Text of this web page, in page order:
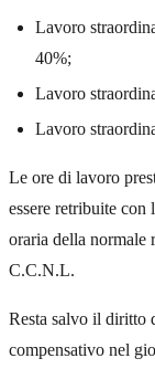
Lavoro
40%;
Lavoro
Lavoro
Le ore di lavoro
essere retribuite con
oraria della normale
C.C.N.L.
Resta salvo il diritto
compensativo nel